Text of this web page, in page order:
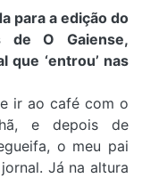
para a edição do
de O Gaiense,
‘entrou’ nas
ir ao café com o
e depois de
o meu pai
Já na altura